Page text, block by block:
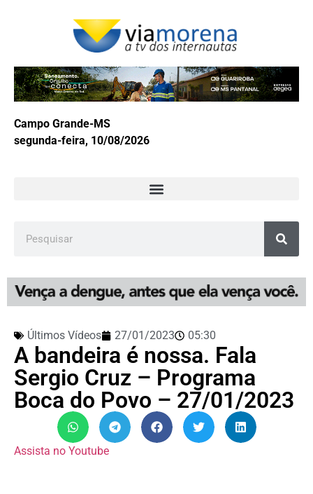
Campo Grande-MS
segunda-feira, 10/08/2026
Últimos Vídeos 27/01/2023 05:30
A bandeira é nossa. Fala
Sergio Cruz – Programa
Boca do Povo – 27/01/2023
Assista no Youtube